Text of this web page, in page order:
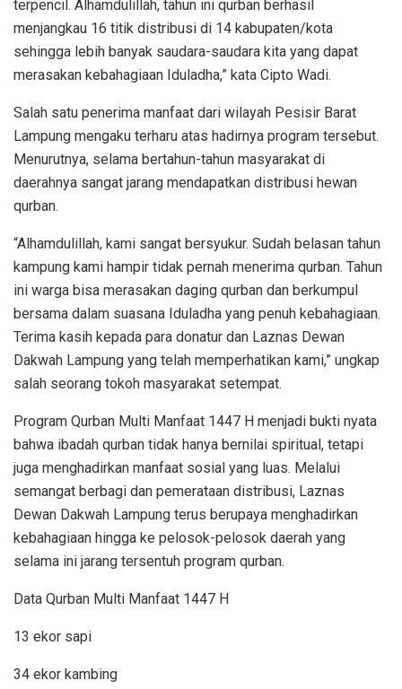
terpencil. Alhamdulillah, tahun ini qurban berhasil
menjangkau 16 titik distribusi di 14 kabupaten/kota
sehingga lebih banyak saudara-saudara kita yang dapat
merasakan kebahagiaan Iduladha,” kata Cipto Wadi.
Salah satu penerima manfaat dari wilayah Pesisir Barat
Lampung mengaku terharu atas hadirnya program tersebut.
Menurutnya, selama bertahun-tahun masyarakat di
daerahnya sangat jarang mendapatkan distribusi hewan
qurban.
“Alhamdulillah, kami sangat bersyukur. Sudah belasan tahun
kampung kami hampir tidak pernah menerima qurban. Tahun
ini warga bisa merasakan daging qurban dan berkumpul
bersama dalam suasana Iduladha yang penuh kebahagiaan.
Terima kasih kepada para donatur dan Laznas Dewan
Dakwah Lampung yang telah memperhatikan kami,” ungkap
salah seorang tokoh masyarakat setempat.
Program Qurban Multi Manfaat 1447 H menjadi bukti nyata
bahwa ibadah qurban tidak hanya bernilai spiritual, tetapi
juga menghadirkan manfaat sosial yang luas. Melalui
semangat berbagi dan pemerataan distribusi, Laznas
Dewan Dakwah Lampung terus berupaya menghadirkan
kebahagiaan hingga ke pelosok-pelosok daerah yang
selama ini jarang tersentuh program qurban.
Data Qurban Multi Manfaat 1447 H
13 ekor sapi
34 ekor kambing